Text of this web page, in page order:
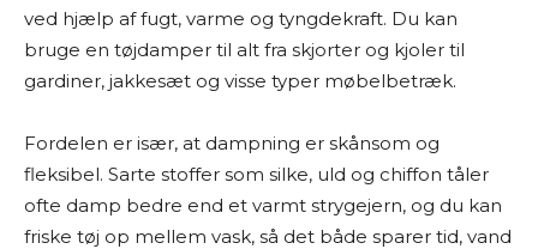
ved hjælp af fugt, varme og tyngdekraft. Du kan
bruge en tøjdamper til alt fra skjorter og kjoler til
gardiner, jakkesæt og visse typer møbelbetræk.
Fordelen er især, at dampning er skånsom og
fleksibel. Sarte stoffer som silke, uld og chiffon tåler
ofte damp bedre end et varmt strygejern, og du kan
friske tøj op mellem vask, så det både sparer tid, vand